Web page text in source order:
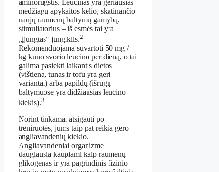
aminorūgštis. Leucinas yra geriausias
medžiagų apykaitos kelio, skatinančio
naujų raumenų baltymų gamybą,
stimuliatorius – iš esmės tai yra
„įjungtas“ jungiklis.2
Rekomenduojama suvartoti 50 mg /
kg kūno svorio leucino per dieną, o tai
galima pasiekti laikantis dietos
(vištiena, tunas ir tofu yra geri
variantai) arba papildų (išrūgų
baltymuose yra didžiausias leucino
kiekis).3
Norint tinkamai atsigauti po
treniruotės, jums taip pat reikia gero
angliavandenių kiekio.
Angliavandeniai organizme
daugiausia kaupiami kaip raumenų
glikogenas ir yra pagrindinis fizinio